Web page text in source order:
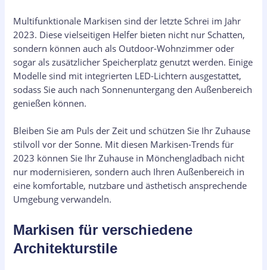
Multifunktionale Markisen sind der letzte Schrei im Jahr
2023. Diese vielseitigen Helfer bieten nicht nur Schatten,
sondern können auch als Outdoor-Wohnzimmer oder
sogar als zusätzlicher Speicherplatz genutzt werden. Einige
Modelle sind mit integrierten LED-Lichtern ausgestattet,
sodass Sie auch nach Sonnenuntergang den Außenbereich
genießen können.
Bleiben Sie am Puls der Zeit und schützen Sie Ihr Zuhause
stilvoll vor der Sonne. Mit diesen Markisen-Trends für
2023 können Sie Ihr Zuhause in Mönchengladbach nicht
nur modernisieren, sondern auch Ihren Außenbereich in
eine komfortable, nutzbare und ästhetisch ansprechende
Umgebung verwandeln.
Markisen für verschiedene
Architekturstile